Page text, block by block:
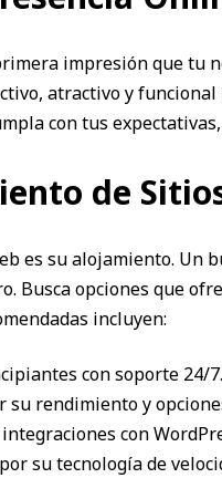
impresión que tu
atractivo y
con tus
de
es su alojamiento.
Busca opciones que
incluyen:
con soporte 24/7.
su rendimiento y
con
su tecnología de